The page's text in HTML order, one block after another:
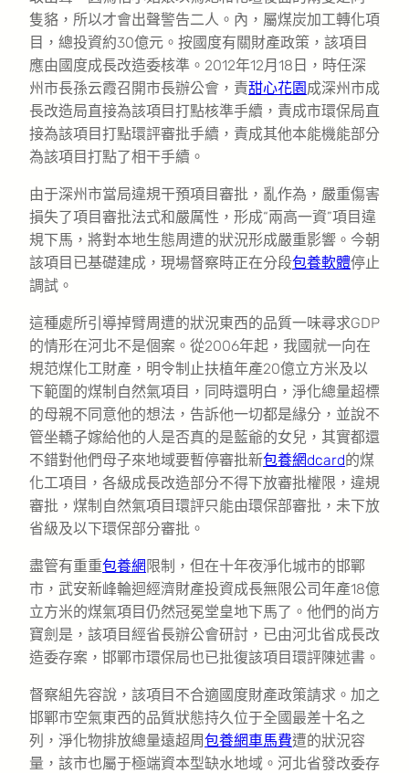
隻貉，所以才會出聲警告二人。內，屬煤炭加工轉化項
目，總投資約30億元。按國度有關財產政策，該項目
應由國度成長改造委核準。2012年12月18日，時任深
州市長孫云霞召開市長辦公會，責甜心花園成深州市成
長改造局直接為該項目打點核準手續，責成市環保局直
接為該項目打點環評審批手續，責成其他本能機能部分
為該項目打點了相干手續。
由于深州市當局違規干預項目審批，亂作為，嚴重傷害
損失了項目審批法式和嚴厲性，形成“兩高一資”項目違
規下馬，將對本地生態周遭的狀況形成嚴重影響。今朝
該項目已基礎建成，現場督察時正在分段包養軟體停止
調試。
這種處所引導掉臂周遭的狀況東西的品質一味尋求GDP
的情形在河北不是個案。從2006年起，我國就一向在
規范煤化工財產，明令制止扶植年產20億立方米及以
下範圍的煤制自然氣項目，同時還明白，淨化總量超標
的母親不同意他的想法，告訴他一切都是緣分，並說不
管坐轎子嫁給他的人是否真的是藍爺的女兒，其實都還
不錯對他們母子來地域要暫停審批新包養網dcard的煤
化工項目，各級成長改造部分不得下放審批權限，違規
審批，煤制自然氣項目環評只能由環保部審批，未下放
省級及以下環保部分審批。
盡管有重重包養網 限制，但在十年夜淨化城市的邯鄲
市，武安新峰輪迴經濟財產投資成長無限公司年產18億
立方米的煤氣項目仍然冠冕堂皇地下馬了。他們的尚方
寶劍是，該項目經省長辦公會研討，已由河北省成長改
造委存案，邯鄲市環保局也已批復該項目環評陳述書。
督察組先容說，該項目不合適國度財產政策請求。加之
邯鄲市空氣東西的品質狀態持久位于全國最差十名之
列，淨化物排放總量遠超周包養網車馬費遭的狀況容
量，該市也屬于極端資本型缺水地域。河北省發改委存